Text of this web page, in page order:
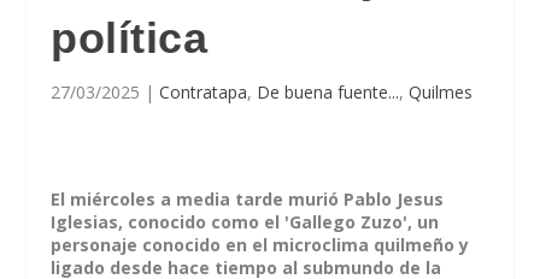
política
27/03/2025 |Contratapa, De buena fuente...,Quilmes
El miércoles a media tarde murió Pablo Jesus
Iglesias, conocido como el 'Gallego Zuzo', un
personaje conocido en el microclima quilmeño y
ligado desde hace tiempo al submundo de la